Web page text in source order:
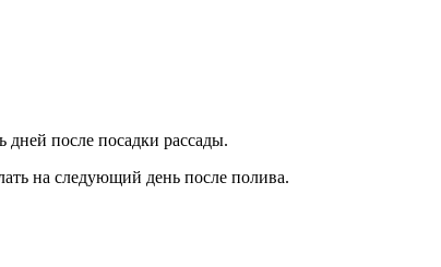
после посадки рассады.
на следующий день после полива.